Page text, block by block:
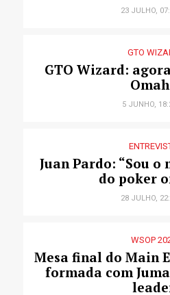
23 JULHO,
GTO
GTO Wizard:
5 JUNHO,
Juan Pardo: “Sou
do poker
28 JULHO,
WSOP
Mesa final do Main
formada com